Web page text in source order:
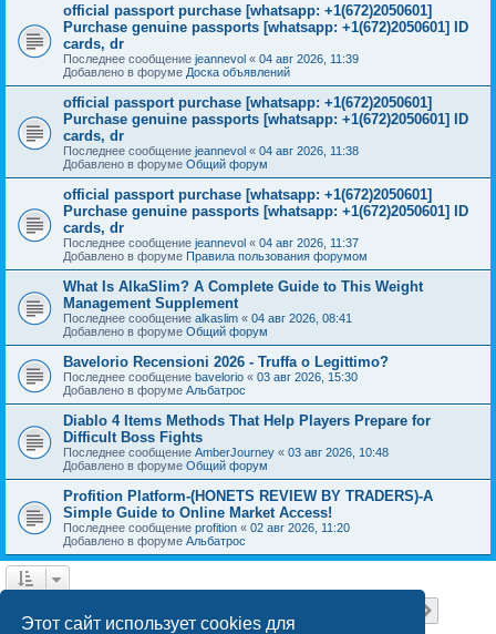
Этот сайт использует cookies для
official passport purchase [whatsapp: +1(672)2050601]
Purchase genuine passports [whatsapp: +1(672)2050601] ID
cards, dr
Последнее сообщение jeannevol « 04 авг 2026, 11:39
Добавлено в форуме Доска объявлений
official passport purchase [whatsapp: +1(672)2050601]
Purchase genuine passports [whatsapp: +1(672)2050601] ID
cards, dr
Последнее сообщение jeannevol « 04 авг 2026, 11:38
Добавлено в форуме Общий форум
official passport purchase [whatsapp: +1(672)2050601]
Purchase genuine passports [whatsapp: +1(672)2050601] ID
cards, dr
Последнее сообщение jeannevol « 04 авг 2026, 11:37
Добавлено в форуме Правила пользования форумом
What Is AlkaSlim? A Complete Guide to This Weight
Management Supplement
Последнее сообщение alkaslim « 04 авг 2026, 08:41
Добавлено в форуме Общий форум
Bavelorio Recensioni 2026 - Truffa o Legittimo?
Последнее сообщение bavelorio « 03 авг 2026, 15:30
Добавлено в форуме Альбатрос
Diablo 4 Items Methods That Help Players Prepare for
Difficult Boss Fights
Последнее сообщение AmberJourney « 03 авг 2026, 10:48
Добавлено в форуме Общий форум
Profition Platform-(HONETS REVIEW BY TRADERS)-A
Simple Guide to Online Market Access!
Последнее сообщение profition « 02 авг 2026, 11:20
Добавлено в форуме Альбатрос